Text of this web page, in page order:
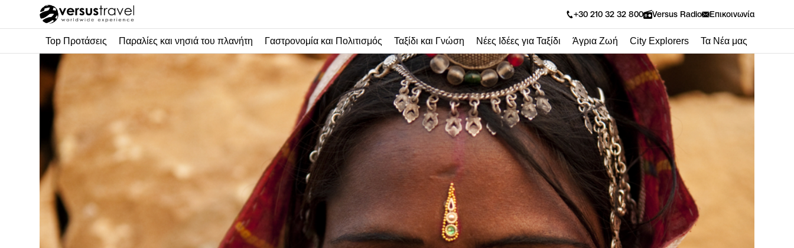
+30 210 32 32 800 Versus Radio Επικοινωνία
Top Προτάσεις Παραλίες και νησιά του πλανήτη Γαστρονομία και Πολιτισμός Ταξίδι και Γνώση Νέες Ιδέες για Ταξίδι Άγρια Ζωή City Explorers Τα Νέα μας